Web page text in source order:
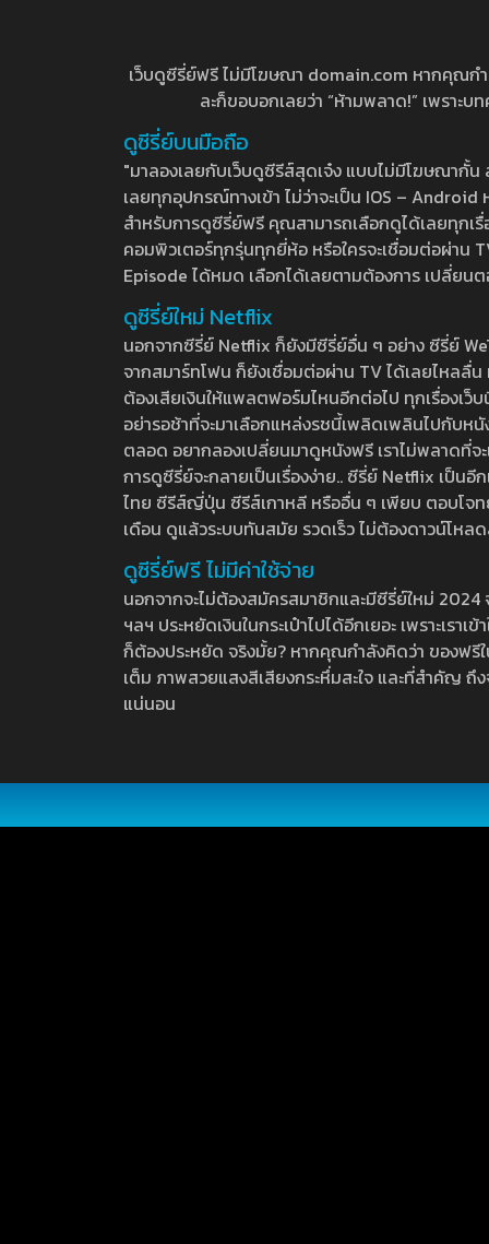
เว็บดูซีรี่ย์ฟรี ไม่มีโฆษณา domain.com หากคุณก
ละก็ขอบอกเลยว่า “ห้ามพลาด!” เพราะ
ดูซีรี่ย์บนมือถือ
"มาลองเลยกับเว็บดูซีรีส์สุดเจ๋ง แบบไม่มีโฆษณากั้
เลยทุกอุปกรณ์ทางเข้า ไม่ว่าจะเป็น IOS –
สำหรับการดูซีรี่ย์ฟรี คุณสามารถเลือกดูได้เลยทุกเ
คอมพิวเตอร์ทุกรุ่นทุกยี่ห้อ หรือใครจะเชื่อมต่อผ่าน
Episode ได้หมด เลือกได้เลยตามต้องการ เปลี่ยน
ดูซีรี่ย์ใหม่ Netflix
นอกจากซีรี่ย์ Netflix ก็ยังมีซีรี่ย์อื่น ๆ อย่าง ซีรี่ย์
จากสมาร์ทโฟน ก็ยังเชื่อมต่อผ่าน TV ได้เลยไหลลื่
ต้องเสียเงินให้แพลตฟอร์มไหนอีกต่อไป ทุกเรื่องเว็
อย่ารอช้าที่จะมาเลือกแหล่งรชนี้เพลิดเพลินไปกับห
ตลอด อยากลองเปลี่ยนมาดูหนังฟรี เราไม่พลาดที่
การดูซีรี่ย์จะกลายเป็นเรื่องง่าย.. ซีรี่ย์ Netflix เป็น
ไทย ซีรีส์ญี่ปุ่น ซีรีส์เกาหลี หรืออื่น ๆ เพียบ ตอบโจท
เดือน ดูแล้วระบบทันสมัย รวดเร็ว ไม่ต้องดาวน์โห
ดูซีรี่ย์ฟรี ไม่มีค่าใช้จ่าย
นอกจากจะไม่ต้องสมัครสมาชิกและมีซีรี่ย์ใหม่
ฯลฯ ประหยัดเงินในกระเป๋าไปได้อีกเยอะ เพราะเร
ก็ต้องประหยัด จริงมั้ย? หากคุณกำลังคิดว่า ของฟ
เต็ม ภาพสวยแสงสีเสียงกระหึ่มสะใจ และที่สำคัญ
แน่นอน